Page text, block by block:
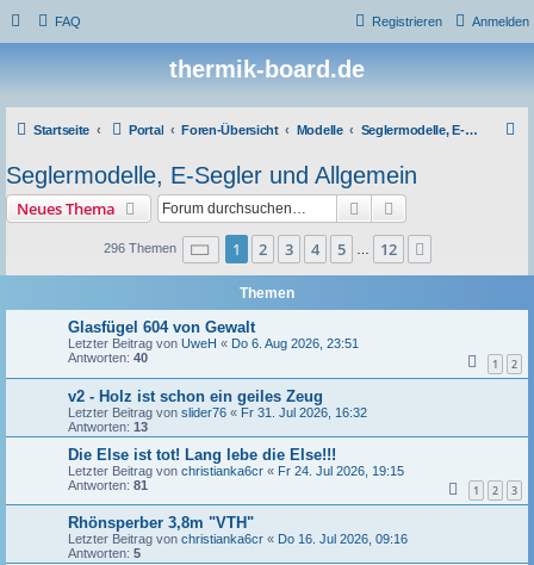
FAQ Anmelden
Registrieren
thermik-board.de
Startseite Portal Foren-Übersicht Modelle Seglermodelle, E-Segler und Allgemein
Seglermodelle, E-Segler und Allgemein
Neues Thema Suche
296 Themen Seite 1von 12
1 2 3 4 5 12
Themen
Glasfügel 604 von Gewalt
Letzter Beitrag von UweH « Do 6. Aug 2026, 23:51
Antworten: 40 1 2
v2 - Holz ist schon ein geiles Zeug
Letzter Beitrag von slider76 « Fr 31. Jul 2026, 16:32
Antworten: 13
Die Else ist tot! Lang lebe die Else!!!
Letzter Beitrag von christianka6cr « Fr 24. Jul 2026, 19:15
Antworten: 81 1 2 3
Rhönsperber 3,8m "VTH"
Letzter Beitrag von christianka6cr « Do 16. Jul 2026, 09:16
Antworten: 5